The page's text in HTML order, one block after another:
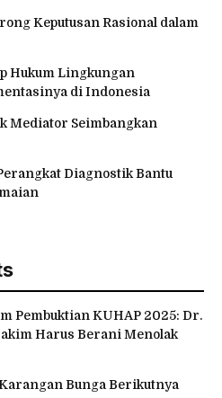
Keputusan Rasional dalam
Hukum Lingkungan
di Indonesia
Mediator Seimbangkan
Diagnostik Bantu
Pembuktian KUHAP 2025: Dr.
Harus Berani Menolak
Karangan Bunga Berikutnya